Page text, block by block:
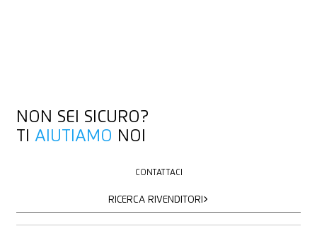
NON SEI SICURO?
TI AIUTIAMO NOI
CONTATTACI
RICERCA RIVENDITORI